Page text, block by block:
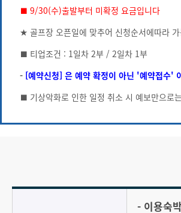
■ 9/30(수)출발부터 미확정 요금입니다
★ 골프장 오픈일에 맞추어 신청순서에따라
■ 티업조건 : 1일차 2부 / 2일차 1부
- [예약신청] 은 예약 확정이 아닌 '예약접수'
■ 기상악화로 인한 일정 취소 시 예보만으로
- 이용숙